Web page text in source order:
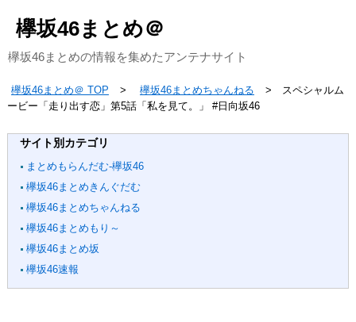
欅坂46まとめ＠
欅坂46まとめの情報を集めたアンテナサイト
欅坂46まとめ＠ TOP 欅坂46まとめちゃんねる
スペシャルム
ービー「走り出す恋」第5話「私を見て。」 #日向坂46
サイト別カテゴリ
まとめもらんだむ-欅坂46
欅坂46まとめきんぐだむ
欅坂46まとめちゃんねる
欅坂46まとめもり～
欅坂46まとめ坂
欅坂46速報